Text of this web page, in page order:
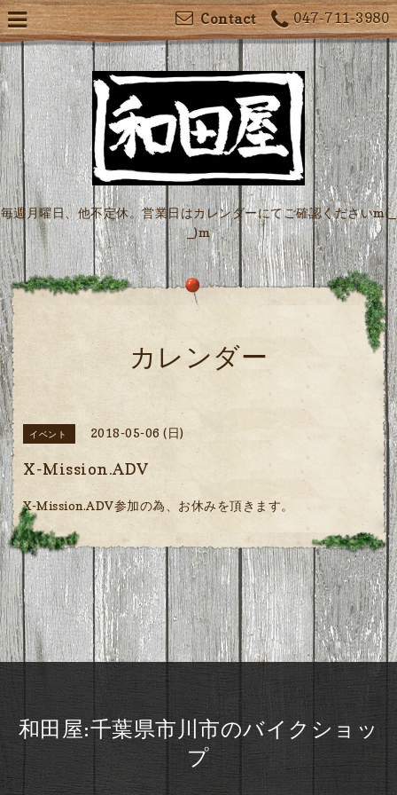
047-711-3980
Contact
毎週月曜日、他不定休。営業日はカレンダーにてご確認くださいm(_
_)m
カレンダー
イベント 2018-05-06 (日)
X-Mission.ADV
X-Mission.ADV参加の為、お休みを頂きます。
和田屋:千葉県市川市のバイクショッ
プ